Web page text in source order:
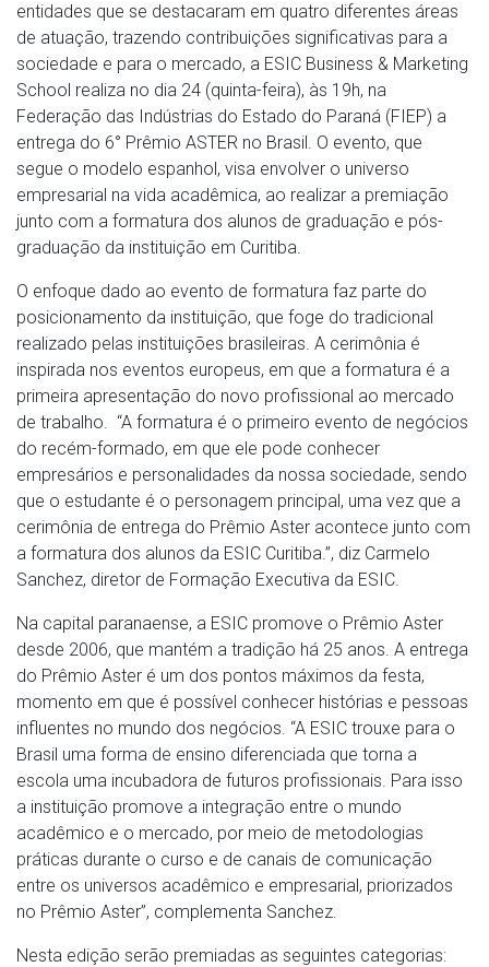
entidades que se destacaram em quatro diferentes áreas
de atuação, trazendo contribuições significativas para a
sociedade e para o mercado, a ESIC Business & Marketing
School realiza no dia 24 (quinta-feira), às 19h, na
Federação das Indústrias do Estado do Paraná (FIEP) a
entrega do 6° Prêmio ASTER no Brasil. O evento, que
segue o modelo espanhol, visa envolver o universo
empresarial na vida acadêmica, ao realizar a premiação
junto com a formatura dos alunos de graduação e pós-
graduação da instituição em Curitiba.
O enfoque dado ao evento de formatura faz parte do
posicionamento da instituição, que foge do tradicional
realizado pelas instituições brasileiras. A cerimônia é
inspirada nos eventos europeus, em que a formatura é a
primeira apresentação do novo profissional ao mercado
de trabalho. “A formatura é o primeiro evento de negócios
do recém-formado, em que ele pode conhecer
empresários e personalidades da nossa sociedade, sendo
que o estudante é o personagem principal, uma vez que a
cerimônia de entrega do Prêmio Aster acontece junto com
a formatura dos alunos da ESIC Curitiba.”, diz Carmelo
Sanchez, diretor de Formação Executiva da ESIC.
Na capital paranaense, a ESIC promove o Prêmio Aster
desde 2006, que mantém a tradição há 25 anos. A entrega
do Prêmio Aster é um dos pontos máximos da festa,
momento em que é possível conhecer histórias e pessoas
influentes no mundo dos negócios. “A ESIC trouxe para o
Brasil uma forma de ensino diferenciada que torna a
escola uma incubadora de futuros profissionais. Para isso
a instituição promove a integração entre o mundo
acadêmico e o mercado, por meio de metodologias
práticas durante o curso e de canais de comunicação
entre os universos acadêmico e empresarial, priorizados
no Prêmio Aster”, complementa Sanchez.
Nesta edição serão premiadas as seguintes categorias: